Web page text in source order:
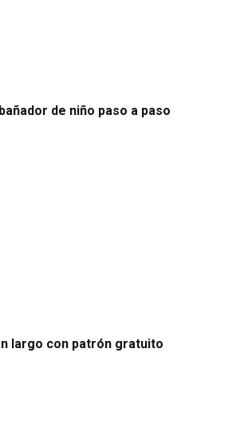
de niño paso a paso
largo con patrón gratuito